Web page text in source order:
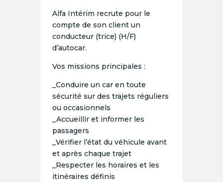
Alfa Intérim recrute pour le
compte de son client un
conducteur (trice) (H/F)
d’autocar.
Vos missions principales :
_Conduire un car en toute
sécurité sur des trajets réguliers
ou occasionnels
_Accueillir et informer les
passagers
_Vérifier l’état du véhicule avant
et après chaque trajet
_Respecter les horaires et les
itinéraires définis